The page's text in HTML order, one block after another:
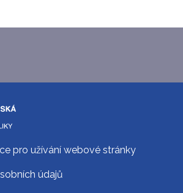
pro užívání webové stránky
údajů